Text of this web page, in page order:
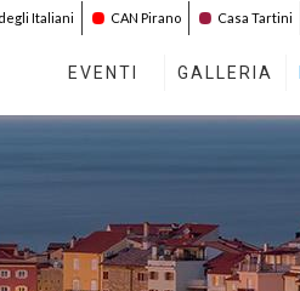
Italiani CAN Pirano Casa Tartini
EVENTI GALLERIA